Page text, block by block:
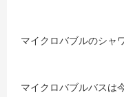
マイクロバブルのシャ
マイクロバブルバスは